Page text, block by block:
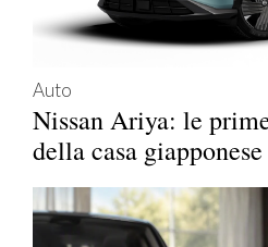
Auto
Nissan Ariya: le
della casa giapponese